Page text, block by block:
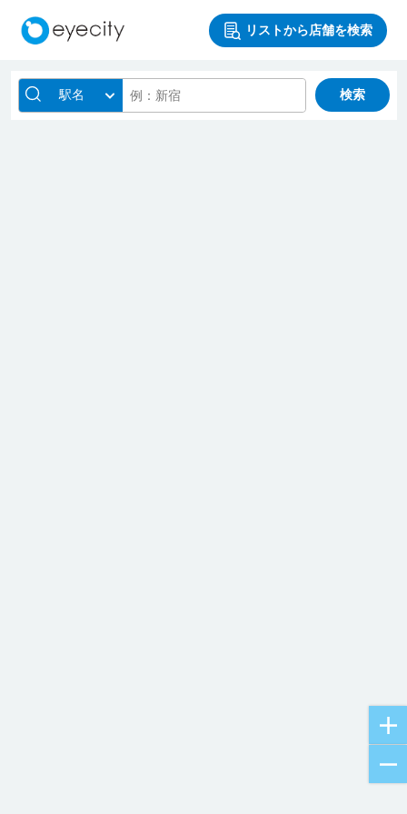
リストから店舗を検索
駅名 検索